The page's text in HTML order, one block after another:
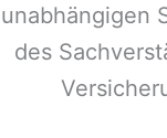
unabhängigen
des